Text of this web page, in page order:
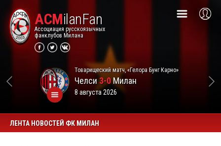
ACMilanFan
Ассоциация русскоязычных
фанклубов Милана
Товарищеский матч, «Гелора Бунг Карно»
Челси3-0Милан
8 августа 2026
ЛЕНТА НОВОСТЕЙ ФК МИЛАН